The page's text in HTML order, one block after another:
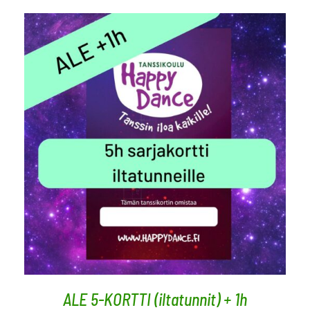
LISÄÄ OSTOSKORIIN / LISÄTIEDOT
ALE 5-KORTTI (iltatunnit) + 1h